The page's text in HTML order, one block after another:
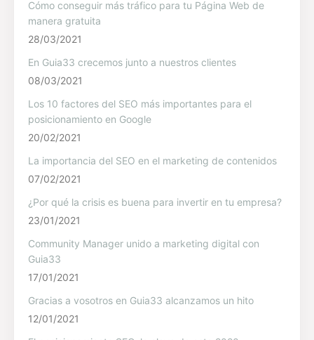
Cómo conseguir más tráfico para tu Página Web de
manera gratuita
28/03/2021
En Guia33 crecemos junto a nuestros clientes
08/03/2021
Los 10 factores del SEO más importantes para el
posicionamiento en Google
20/02/2021
La importancia del SEO en el marketing de contenidos
07/02/2021
¿Por qué la crisis es buena para invertir en tu empresa?
23/01/2021
Community Manager unido a marketing digital con
Guia33
17/01/2021
Gracias a vosotros en Guia33 alcanzamos un hito
12/01/2021